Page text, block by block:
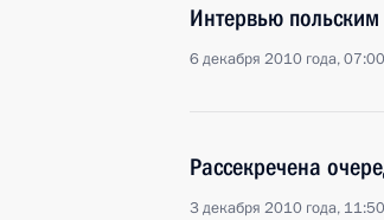
Интервью
6 декабря 2010 года, 07:00
Рассекречена
3 декабря 2010 года, 11:50